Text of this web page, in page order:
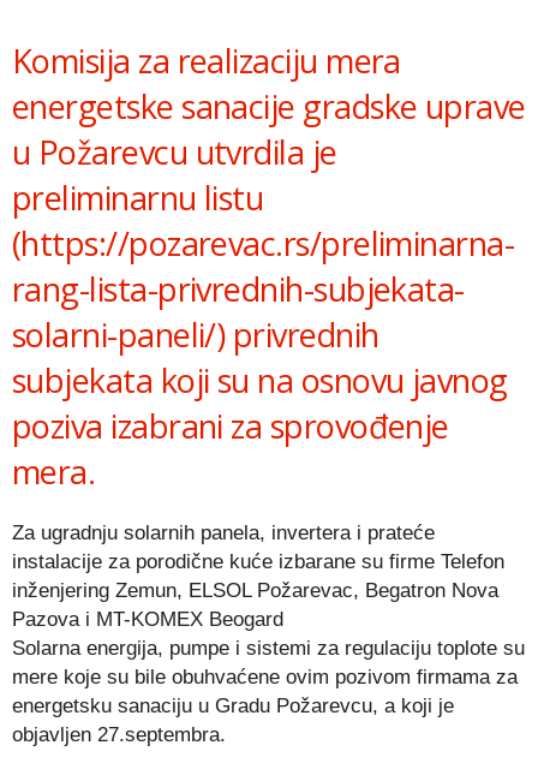
Komisija za realizaciju mera
energetske sanacije gradske uprave
u Požarevcu utvrdila je
preliminarnu listu
(https://pozarevac.rs/preliminarna-
rang-lista-privrednih-subjekata-
solarni-paneli/) privrednih
subjekata koji su na osnovu javnog
poziva izabrani za sprovođenje
mera.
Za ugradnju solarnih panela, invertera i prateće
instalacije za porodične kuće izbarane su firme Telefon
inženjering Zemun, ELSOL Požarevac, Begatron Nova
Pazova i MT-KOMEX Beogard
Solarna energija, pumpe i sistemi za regulaciju toplote su
mere koje su bile obuhvaćene ovim pozivom firmama za
energetsku sanaciju u Gradu Požarevcu, a koji je
objavljen 27.septembra.